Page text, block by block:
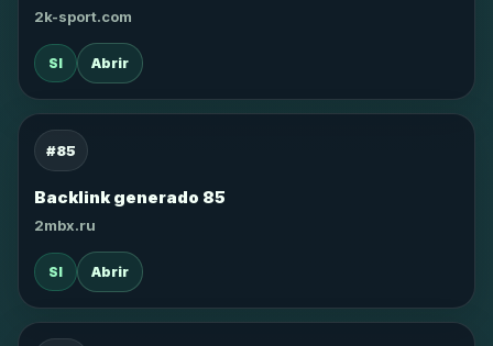
2k-sport.com
SI Abrir
#85
Backlink generado 85
2mbx.ru
SI Abrir